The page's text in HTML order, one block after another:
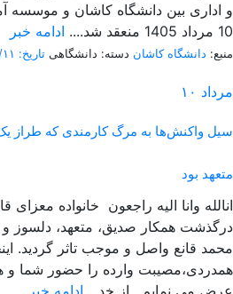
و اداری بین دانشگاه کاشان و موسسه
10 مرداد 1405 منعقد شد....
ادامه خبر
منبع: دانشگاه کاشان دسته: دانشگاهی تاریخ: ۱۴۰۵/۰۵/۱۱
۱۰ مرداد
سیل واکنش‌ها به مرگ کارمندی که طراز
متعهد بود
انالله وانا الیه راجعون خانواده معزای
درگذشت همکار صدیق، متعهد، دلسوز و
محمد قانع واصل و موجب تاثر گردید.
همدردی،مصیبت وارده را حضور شما
عرض می نمایم. از خد... ادامه خبر